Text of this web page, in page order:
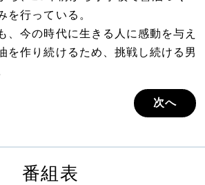
を行っている。
、今の時代に生きる人に感動を与え
を作り続けるため、挑戦し続ける男
次へ
番組表